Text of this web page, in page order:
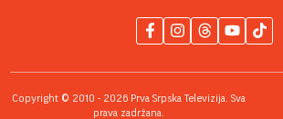
Copyright © 2010 - 2026 Prva Srpska Televizija. Sva
prava zadržana.